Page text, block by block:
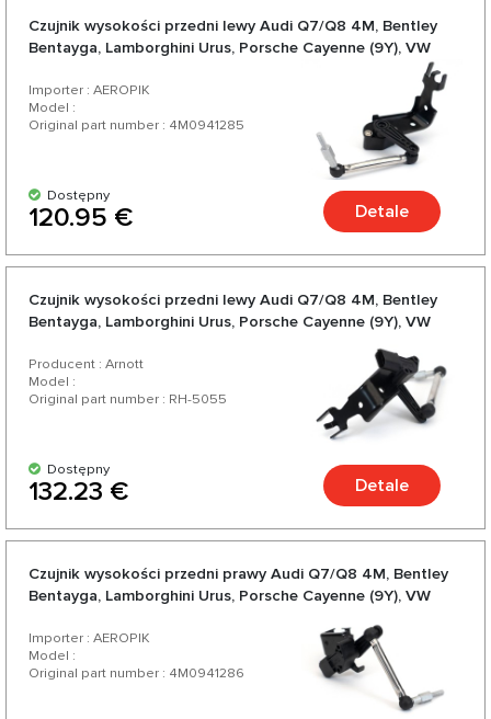
Czujnik wysokości przedni lewy Audi Q7/Q8 4M, Bentley
Bentayga, Lamborghini Urus, Porsche Cayenne (9Y), VW
Importer : AEROPIK
Model :
Original part number : 4M0941285
Dostępny
120.95 € Detale
Czujnik wysokości przedni lewy Audi Q7/Q8 4M, Bentley
Bentayga, Lamborghini Urus, Porsche Cayenne (9Y), VW
Producent : Arnott
Model :
Original part number : RH-5055
Dostępny
132.23 € Detale
Czujnik wysokości przedni prawy Audi Q7/Q8 4M, Bentley
Bentayga, Lamborghini Urus, Porsche Cayenne (9Y), VW
Importer : AEROPIK
Model :
Original part number : 4M0941286